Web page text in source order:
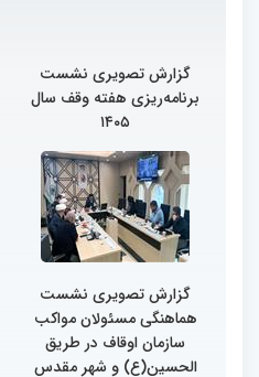
گزارش تصویری نشست
برنامه‌ریزی هفته وقف سال
۱۴۰۵
گزارش تصویری نشست
هماهنگی مسئولان مواکب
سازمان اوقاف در طریق
الحسین(ع) و شهر مقدس